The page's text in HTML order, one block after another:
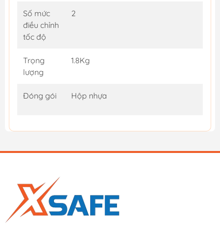
Số mức
điều chỉnh
tốc độ
2
Trọng
lượng
1.8Kg
Đóng gói Hộp nhựa